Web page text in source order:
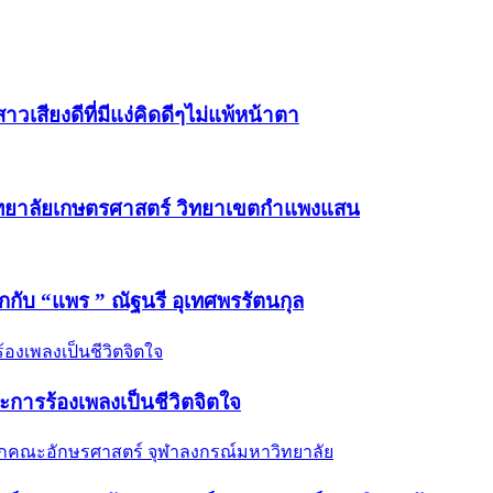
วเสียงดีที่มีแง่คิดดีๆไม่แพ้หน้าตา
าลัยเกษตรศาสตร์ วิทยาเขตกำแพงแสน
กับ “แพร ” ณัฐนรี อุเทศพรรัตนกุล
ารร้องเพลงเป็นชีวิตจิตใจ